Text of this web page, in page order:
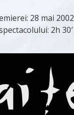
28 mai 2002
2h 30′